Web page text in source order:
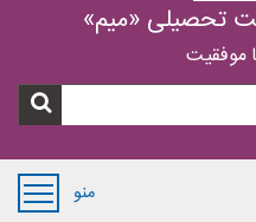
تحصیلی «میم»
موفقیت
منو